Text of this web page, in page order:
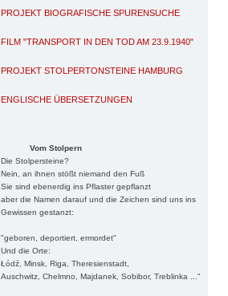
PROJEKT BIOGRAFISCHE SPURENSUCHE
FILM "TRANSPORT IN DEN TOD AM 23.9.1940"
PROJEKT STOLPERTONSTEINE HAMBURG
ENGLISCHE ÜBERSETZUNGEN
Vom Stolpern
Die Stolpersteine?
Nein, an ihnen stößt niemand den Fuß
Sie sind ebenerdig ins Pflaster gepflanzt
aber die Namen darauf und die Zeichen sind uns ins
Gewissen gestanzt:
"geboren, deportiert, ermordet"
Und die Orte:
Łódź, Minsk, Riga, Theresienstadt,
Auschwitz, Chelmno, Majdanek, Sobibor, Treblinka ..."